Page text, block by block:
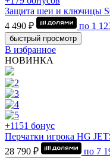
Защита шеи и ключицы
4 490 ₽
по 1
быстрый просмотр
В избранное
НОВИНКА
+1151 бонус
Перчатки игрока HG
28 790 ₽
по 7